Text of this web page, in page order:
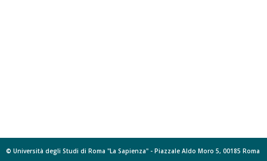
© Università degli Studi di Roma "La Sapienza" - Piazzale Aldo Moro 5, 00185 Roma